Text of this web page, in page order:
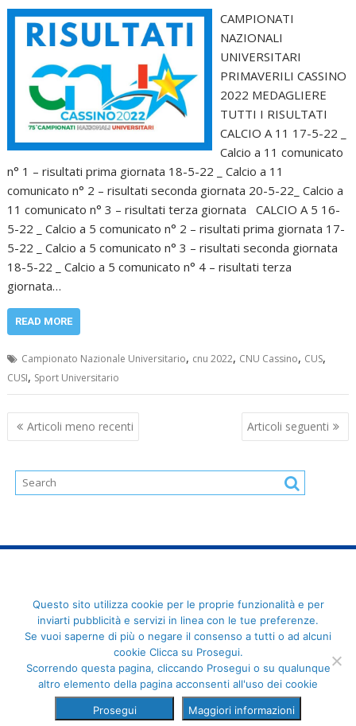
CAMPIONATI
NAZIONALI
UNIVERSITARI
PRIMAVERILI CASSINO
2022 MEDAGLIERE
TUTTI I RISULTATI
CALCIO A 11 17-5-22 _
Calcio a 11 comunicato
n° 1 – risultati prima giornata 18-5-22 _ Calcio a 11
comunicato n° 2 – risultati seconda giornata 20-5-22_ Calcio a
11 comunicato n° 3 – risultati terza giornata CALCIO A 5 16-
5-22 _ Calcio a 5 comunicato n° 2 – risultati prima giornata 17-
5-22 _ Calcio a 5 comunicato n° 3 – risultati seconda giornata
18-5-22 _ Calcio a 5 comunicato n° 4 – risultati terza
giornata…
READ MORE
Campionato Nazionale Universitario, cnu 2022, CNU Cassino, CUS,
CUSI, Sport Universitario
Navigazione
articoli
Articoli meno recenti Articoli seguenti
FederCUSI: Federazione Italiana dello Sport Universitario - Via
Angelo Brofferio, 7 - 00195 Roma - C.F. 80109270589
Questo sito utilizza cookie per le proprie funzionalità e per
inviarti pubblicità e servizi in linea con le tue preferenze.
Se vuoi saperne di più o negare il consenso a tutti o ad alcuni
cookie Clicca su Prosegui.
Scorrendo questa pagina, cliccando Prosegui o su qualunque
altro elemento della pagina acconsenti all'uso dei cookie
Prosegui Maggiori informazioni